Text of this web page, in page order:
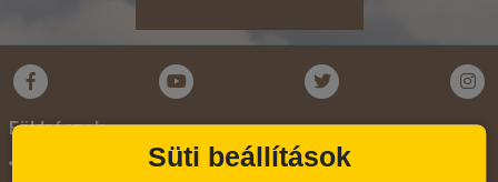
Földrészek
Süti beállítások